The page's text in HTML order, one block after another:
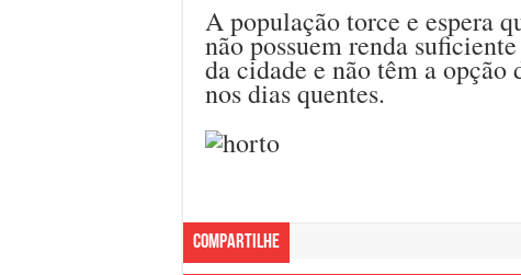
A população torce e espera
não possuem renda
da cidade e não têm a opção
nos dias quentes.
Compartilhe